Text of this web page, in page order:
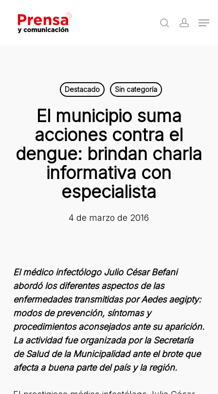
main
search
Destacado Sin categoría
El municipio suma
acciones contra el
dengue: brindan charla
informativa con
especialista
4 de marzo de 2016
El médico infectólogo Julio César Befani
abordó los diferentes aspectos de las
enfermedades transmitidas por Aedes aegipty:
modos de prevención, síntomas y
procedimientos aconsejados ante su aparición.
La actividad fue organizada por la Secretaría
de Salud de la Municipalidad ante el brote que
afecta a buena parte del país y la región.